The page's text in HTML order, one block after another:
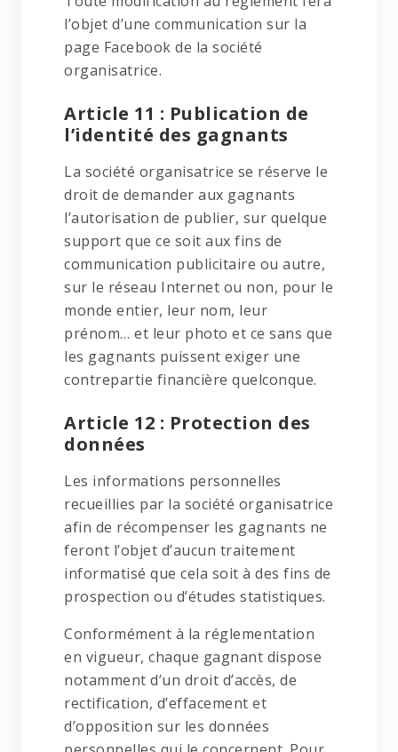
l’objet d’une communication sur la
page Facebook de la société
organisatrice.
Article 11 : Publication de
l’identité des gagnants
La société organisatrice se réserve le
droit de demander aux gagnants
l’autorisation de publier, sur quelque
support que ce soit aux fins de
communication publicitaire ou autre,
sur le réseau Internet ou non, pour le
monde entier, leur nom, leur
prénom… et leur photo et ce sans que
les gagnants puissent exiger une
contrepartie financière quelconque.
Article 12 : Protection des
données
Les informations personnelles
recueillies par la société organisatrice
afin de récompenser les gagnants ne
feront l’objet d’aucun traitement
informatisé que cela soit à des fins de
prospection ou d’études statistiques.
Conformément à la réglementation
en vigueur, chaque gagnant dispose
notamment d’un droit d’accès, de
rectification, d’effacement et
d’opposition sur les données